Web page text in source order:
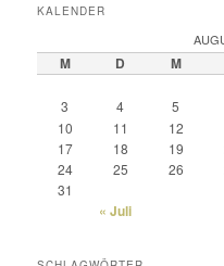
KALENDER
M D M
3
4 5
10
11 12
17
18 19
24
25 26
31
« Juli